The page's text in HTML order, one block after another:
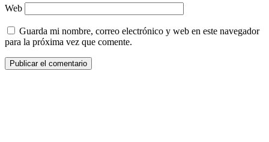
Web
Guarda mi nombre, correo electrónico y web en este navegador
para la próxima vez que comente.